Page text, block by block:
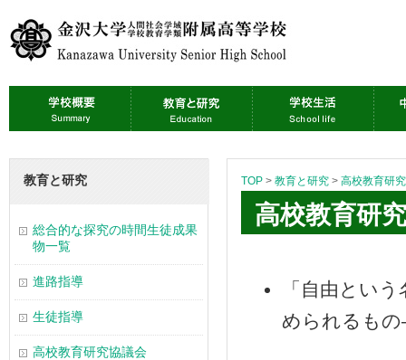
TOP > 教育と研究 > 高校教育研究
高校教育研
「自由とい
められるも
教育と研究
総合的な探究の時間生徒成果
物一覧
進路指導
生徒指導
高校教育研究協議会